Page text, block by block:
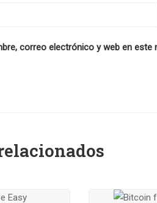
correo electrónico y web en